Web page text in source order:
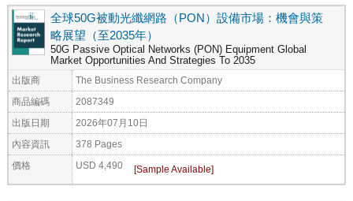
全球50G被動光纖網路（PON）設備市場：機會與策
略展望（至2035年）
50G Passive Optical Networks (PON) Equipment Global
Market Opportunities And Strategies To 2035
出版商 The Business Research Company
商品編碼 2087349
出版日期 2026年07月10日
內容資訊 378 Pages
價格 USD 4,490